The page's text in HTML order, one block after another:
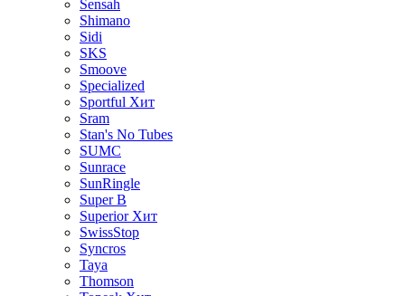
Sensah
Shimano
Sidi
SKS
Smoove
Specialized
Sportful Хит
Sram
Stan's No Tubes
SUMC
Sunrace
SunRingle
Super B
Superior Хит
SwissStop
Syncros
Taya
Thomson